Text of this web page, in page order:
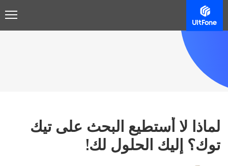
لماذا لا أستطيع البحث على تيك
توك؟ إليك الحلول لك!